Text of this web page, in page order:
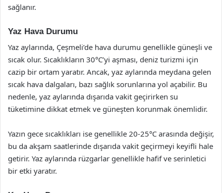
sağlanır.
Yaz Hava Durumu
Yaz aylarında, Çeşmeli’de hava durumu genellikle güneşli ve
sıcak olur. Sıcaklıkların 30°C’yi aşması, deniz turizmi için
cazip bir ortam yaratır. Ancak, yaz aylarında meydana gelen
sıcak hava dalgaları, bazı sağlık sorunlarına yol açabilir. Bu
nedenle, yaz aylarında dışarıda vakit geçirirken su
tüketimine dikkat etmek ve güneşten korunmak önemlidir.
Yazın gece sıcaklıkları ise genellikle 20-25°C arasında değişir,
bu da akşam saatlerinde dışarıda vakit geçirmeyi keyifli hale
getirir. Yaz aylarında rüzgarlar genellikle hafif ve serinletici
bir etki yaratır.